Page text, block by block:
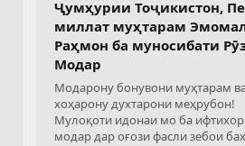
Ҷумҳурии Тоҷикистон,
миллат муҳтарам
Раҳмон ба муносибати
Модар
Модарону бонувони муҳтарам
хоҳарону духтарони меҳрубон!
Мулоқоти идонаи мо ба
модар дар оғози фасли зебои